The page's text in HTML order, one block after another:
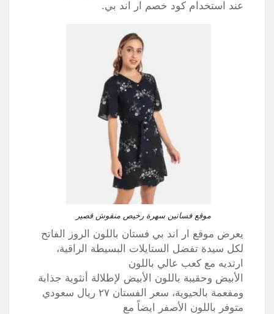
عند استخدام كود خصم ار اند بي.
موقع فساتين سهرة رخيص منقوش قصير
يعرض موقع ار اند بي فستان باللون الروز الفاتح
لكل سيدة تفضل الستايلات البسيطة الراقية،
ارتديه مع كعب عالي باللون
الأبيض وحقيبة باللون الأبيض لإطلالة أنثوية جذابة
ومفعمة بالحيوية، سعر الفستان ٢٧ ريال سعودي
متوفر باللون الأصفر ايضاً مع